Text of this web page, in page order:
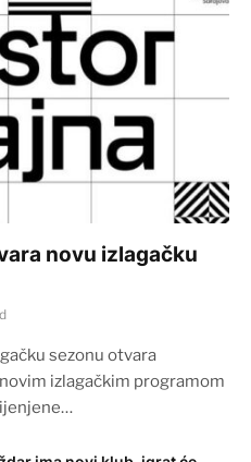
novu izlagačku
sezonu otvara
izlagačkim programom